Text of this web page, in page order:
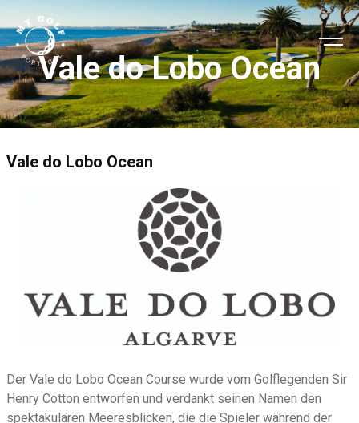
Vale do Lobo Ocean
Vale do Lobo Ocean
Der Vale do Lobo Ocean Course wurde vom Golflegenden Sir
Henry Cotton entworfen und verdankt seinen Namen den
spektakulären Meeresblicken, die die Spieler während der